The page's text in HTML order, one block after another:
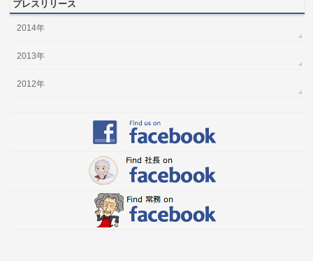
プレスリリース
2014年
2013年
2012年